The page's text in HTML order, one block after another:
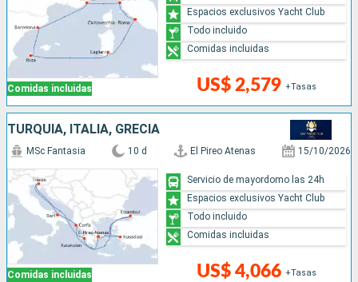
Comidas incluidas US$ 2,579 +Tasas
Espacios exclusivos Yacht Club
Todo incluido
Comidas incluidas
TURQUÍA, ITALIA, GRECIA
Comidas incluidas
MSc Fantasia 10 d El Pireo Atenas 15/10/2026
US$ 4,066 +Tasas
Servicio de mayordomo las 24h
Espacios exclusivos Yacht Club
Todo incluido
Comidas incluidas